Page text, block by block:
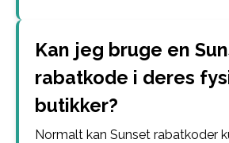
Kan jeg bruge en
rabatkode i deres
butikker?
Normalt kan Sunset rabatkoder